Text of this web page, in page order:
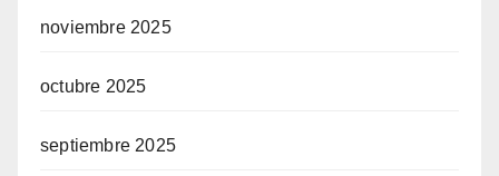
noviembre 2025
octubre 2025
septiembre 2025